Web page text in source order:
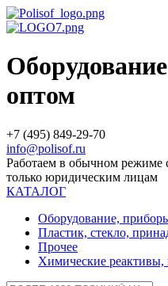
оптом
+7 (495) 849-29-70
info@polisof.ru
Работаем в обычном
только юридическим лицам
КАТАЛОГ
Оборудование,
Пластик, стекло,
Прочее
Химические